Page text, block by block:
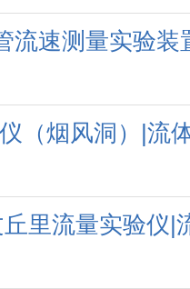
流速测量实验装
（烟风洞）|流
里流量实验仪|